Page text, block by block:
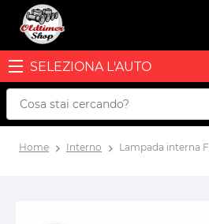
SELEZIONA L'AUTO
Home Interno Lampada interna